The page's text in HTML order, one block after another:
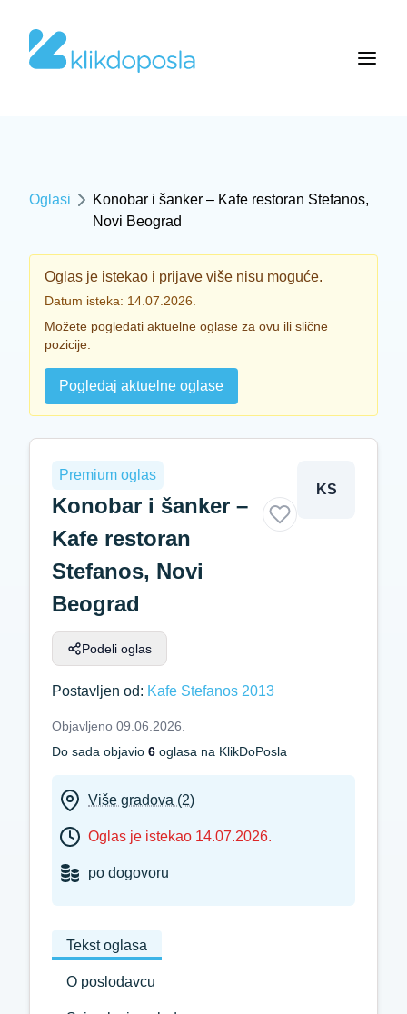
Oglasi
Konobar i šanker – Kafe restoran Stefanos,
Novi Beograd
Oglas je istekao i prijave više nisu moguće.
Datum isteka: 14.07.2026.
Možete pogledati aktuelne oglase za ovu ili slične
pozicije.
Pogledaj aktuelne oglase
Premium oglas
Konobar i šanker –
Kafe restoran
Stefanos, Novi
Beograd
Podeli oglas
KS
Postavljen od: Kafe Stefanos 2013
Objavljeno 09.06.2026.
Do sada objavio 6 oglasa na KlikDoPosla
Više gradova (2)
Oglas je istekao 14.07.2026.
po dogovoru
Tekst oglasa
O poslodavcu